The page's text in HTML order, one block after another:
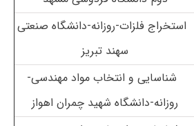
استخراج فلزات-روزانه-دانشگاه صنعتی
سهند تبریز
شناسایی و انتخاب مواد مهندسی-
روزانه-دانشگاه شهید چمران اهواز